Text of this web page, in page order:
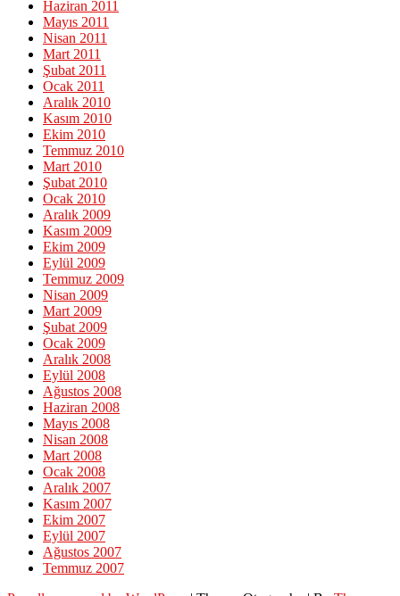
Haziran 2011
Mayıs 2011
Nisan 2011
Mart 2011
Şubat 2011
Ocak 2011
Aralık 2010
Kasım 2010
Ekim 2010
Temmuz 2010
Mart 2010
Şubat 2010
Ocak 2010
Aralık 2009
Kasım 2009
Ekim 2009
Eylül 2009
Temmuz 2009
Nisan 2009
Mart 2009
Şubat 2009
Ocak 2009
Aralık 2008
Eylül 2008
Ağustos 2008
Haziran 2008
Mayıs 2008
Nisan 2008
Mart 2008
Ocak 2008
Aralık 2007
Kasım 2007
Ekim 2007
Eylül 2007
Ağustos 2007
Temmuz 2007